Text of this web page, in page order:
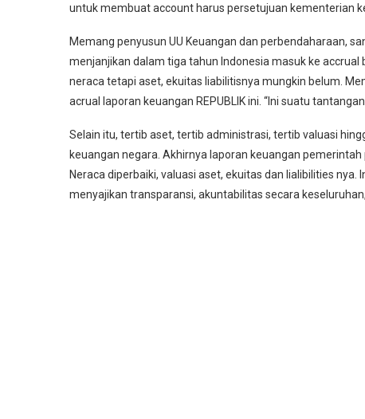
untuk membuat account harus persetujuan kementerian
Memang penyusun UU Keuangan dan perbendaharaan,
menjanjikan dalam tiga tahun Indonesia masuk ke
neraca tetapi aset, ekuitas liabilitisnya mungkin belum.
acrual laporan keuangan REPUBLIK ini. “Ini suatu
Selain itu, tertib aset, tertib administrasi, tertib valuasi
keuangan negara. Akhirnya laporan keuangan
Neraca diperbaiki, valuasi aset, ekuitas dan lialibilities
menyajikan transparansi, akuntabilitas secara